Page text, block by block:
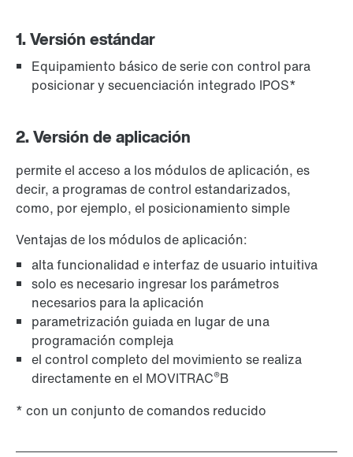
1. Versión estándar
Equipamiento básico de serie con control para
posicionar y secuenciación integrado IPOS*
2. Versión de aplicación
permite el acceso a los módulos de aplicación, es
decir, a programas de control estandarizados,
como, por ejemplo, el posicionamiento simple
Ventajas de los módulos de aplicación:
alta funcionalidad e interfaz de usuario intuitiva
solo es necesario ingresar los parámetros
necesarios para la aplicación
parametrización guiada en lugar de una
programación compleja
el control completo del movimiento se realiza
directamente en el MOVITRAC®B
* con un conjunto de comandos reducido